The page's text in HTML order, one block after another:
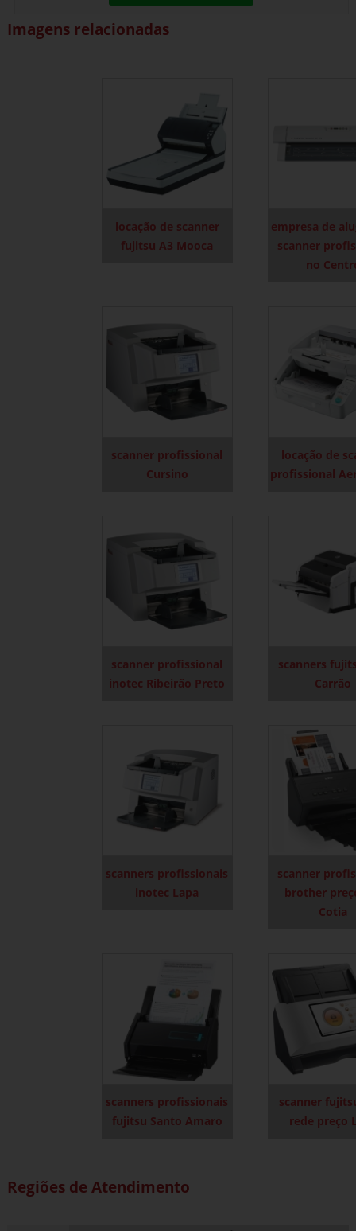
Imagens relacionadas
locação de scanner
fujitsu A3 Mooca
empresa de
scanner
no
scanner profissional
Cursino
locação de
profissional
scanner profissional
inotec Ribeirão Preto
scanners
Carrão
scanners profissionais
inotec Lapa
scanner
brother
Cotia
scanners profissionais
fujitsu Santo Amaro
scanner
rede preço
Regiões de Atendimento